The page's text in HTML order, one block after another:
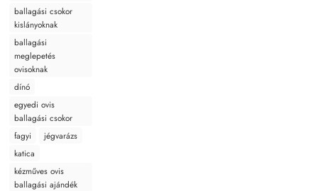
ballagási csokor
kislányoknak
ballagási
meglepetés
ovisoknak
dínó
egyedi ovis
ballagási csokor
fagyi
jégvarázs
katica
kézműves ovis
ballagási ajándék